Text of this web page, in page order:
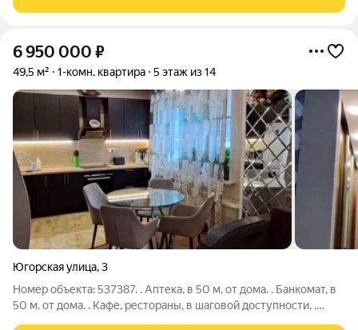
экcпериментов. Комнаты смежные, что
6 950 000 ₽
49,5 м² 1-комн. квартира 5 этаж из 14
Югорская улица,3
Номер объекта: 537387. . Аптека, в 50 м. от дома. . Банкомат, в
50 м. от дома. . Кафе, рестораны, в шаговой доступности. .